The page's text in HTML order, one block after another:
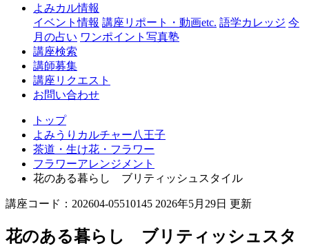
よみカル情報
イベント情報 講座リポート・動画etc. 語学カレッジ 今
月の占い ワンポイント写真塾
講座検索
講師募集
講座リクエスト
お問い合わせ
トップ
よみうりカルチャー八王子
茶道・生け花・フラワー
フラワーアレンジメント
花のある暮らし ブリティッシュスタイル
講座コード：202604-05510145 2026年5月29日 更新
花のある暮らし ブリティッシュスタ